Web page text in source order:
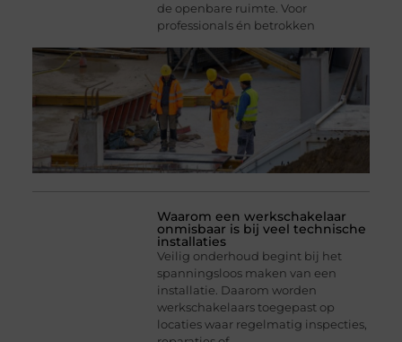
de openbare ruimte. Voor
professionals én betrokken
Waarom een werkschakelaar
onmisbaar is bij veel technische
installaties
Veilig onderhoud begint bij het
spanningsloos maken van een
installatie. Daarom worden
werkschakelaars toegepast op
locaties waar regelmatig inspecties,